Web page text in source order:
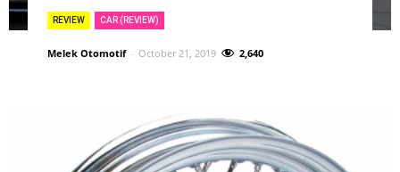
REVIEW CAR (REVIEW)
Melek Otomotif - October 21, 2019 2,640